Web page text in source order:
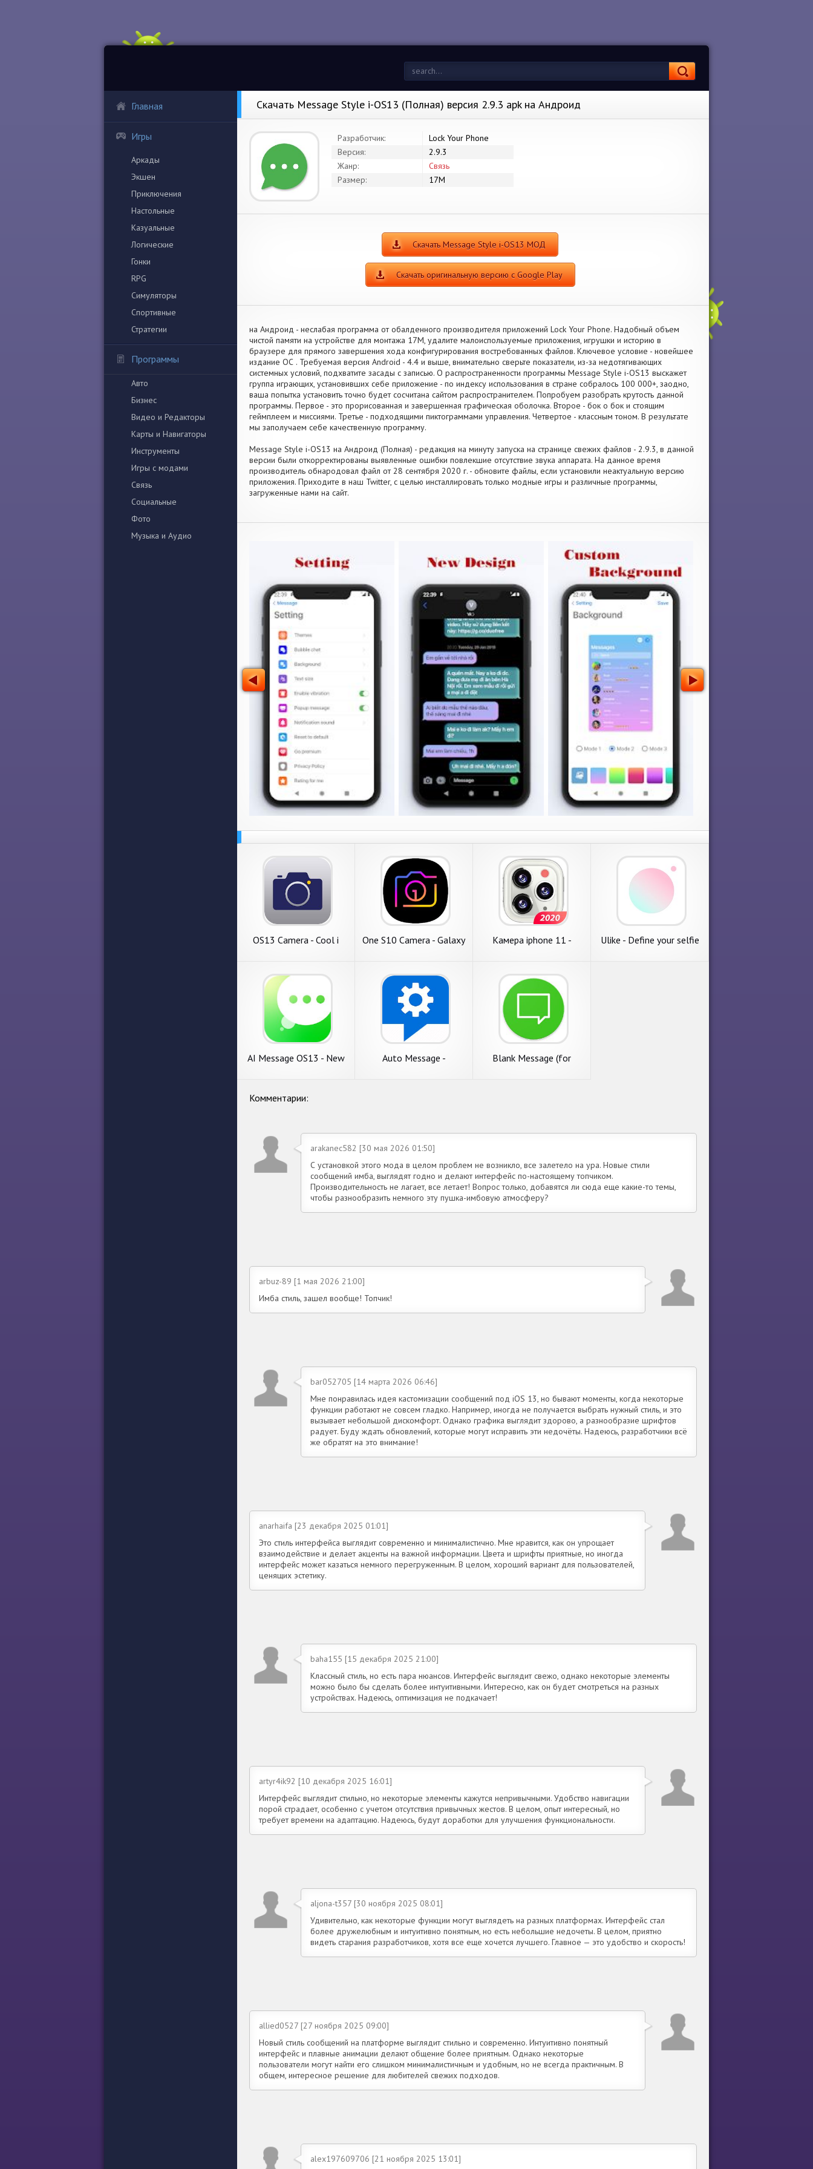
Главная
Игры
Аркады
Экшен
Приключения
Настольные
Казуальные
Логические
Гонки
RPG
Симуляторы
Спортивные
Стратегии
Программы
Авто
Бизнес
Видео и Редакторы
Карты и Навигаторы
Инструменты
Игры с модами
Связь
Социальные
Фото
Музыка и Аудио
Скачать Message Style i-OS13 (Полная) версия 2.9.3 apk на Андроид
Разработчик:
Lock Your Phone
Версия:
2.9.3
Жанр:
Связь
Размер:
17M
Скачать Message Style i-OS13 МОД
Скачать оригинальную версию с Google Play
на Андроид - неслабая программа от обалденного производителя приложений Lock Your Phone. Надобный объем
чистой памяти на устройстве для монтажа 17M, удалите малоиспользуемые приложения, игрушки и историю в
браузере для прямого завершения хода конфигурирования востребованных файлов. Ключевое условие - новейшее
издание ОС . Требуемая версия Android - 4.4 и выше, внимательно сверьте показатели, из-за недотягивающих
системных условий, подхватите засады с записью. О распространенности программы Message Style i-OS13 выскажет
группа играющих, установивших себе приложение - по индексу использования в стране собралось 100 000+, заодно,
ваша попытка установить точно будет сосчитана сайтом распространителем. Попробуем разобрать крутость данной
программы. Первое - это прорисованная и завершенная графическая оболочка. Второе - бок о бок и стоящим
геймплеем и миссиями. Третье - подходящими пиктограммами управления. Четвертое - классным тоном. В результате
мы заполучаем себе качественную программу.
Message Style i-OS13 на Андроид (Полная) - редакция на минуту запуска на странице свежих файлов - 2.9.3, в данной
версии были откорректированы выявленные ошибки повлекшие отсутствие звука аппарата. На данное время
производитель обнародовал файл от 28 сентября 2020 г. - обновите файлы, если установили неактуальную версию
приложения. Приходите в наш Twitter, с целью инсталлировать только модные игры и различные программы,
загруженные нами на сайт.
OS13 Camera - Cool i
One S10 Camera - Galaxy
Камера iphone 11 -
Ulike - Define your selfie
AI Message OS13 - New
Auto Message -
Blank Message (for
Комментарии:
arakanec582 [30 мая 2026 01:50]
С установкой этого мода в целом проблем не возникло, все залетело на ура. Новые стили
сообщений имба, выглядят годно и делают интерфейс по-настоящему топчиком.
Производительность не лагает, все летает! Вопрос только, добавятся ли сюда еще какие-то темы,
чтобы разнообразить немного эту пушка-имбовую атмосферу?
arbuz-89 [1 мая 2026 21:00]
Имба стиль, зашел вообще! Топчик!
bar052705 [14 марта 2026 06:46]
Мне понравилась идея кастомизации сообщений под iOS 13, но бывают моменты, когда некоторые
функции работают не совсем гладко. Например, иногда не получается выбрать нужный стиль, и это
вызывает небольшой дискомфорт. Однако графика выглядит здорово, а разнообразие шрифтов
радует. Буду ждать обновлений, которые могут исправить эти недочёты. Надеюсь, разработчики всё
же обратят на это внимание!
anarhaifa [23 декабря 2025 01:01]
Это стиль интерфейса выглядит современно и минималистично. Мне нравится, как он упрощает
взаимодействие и делает акценты на важной информации. Цвета и шрифты приятные, но иногда
интерфейс может казаться немного перегруженным. В целом, хороший вариант для пользователей,
ценящих эстетику.
baha155 [15 декабря 2025 21:00]
Классный стиль, но есть пара нюансов. Интерфейс выглядит свежо, однако некоторые элементы
можно было бы сделать более интуитивными. Интересно, как он будет смотреться на разных
устройствах. Надеюсь, оптимизация не подкачает!
artyr4ik92 [10 декабря 2025 16:01]
Интерфейс выглядит стильно, но некоторые элементы кажутся непривычными. Удобство навигации
порой страдает, особенно с учетом отсутствия привычных жестов. В целом, опыт интересный, но
требует времени на адаптацию. Надеюсь, будут доработки для улучшения функциональности.
aljona-t357 [30 ноября 2025 08:01]
Удивительно, как некоторые функции могут выглядеть на разных платформах. Интерфейс стал
более дружелюбным и интуитивно понятным, но есть небольшие недочеты. В целом, приятно
видеть старания разработчиков, хотя все еще хочется лучшего. Главное — это удобство и скорость!
allied0527 [27 ноября 2025 09:00]
Новый стиль сообщений на платформе выглядит стильно и современно. Интуитивно понятный
интерфейс и плавные анимации делают общение более приятным. Однако некоторые
пользователи могут найти его слишком минималистичным и удобным, но не всегда практичным. В
общем, интересное решение для любителей свежих подходов.
alex197609706 [21 ноября 2025 13:01]